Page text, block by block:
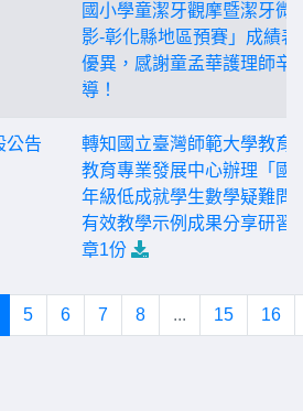
國小學童潔牙觀摩暨潔牙微
影-彰化縣地區預賽」成績表
優異，感謝童孟華護理師辛
導！
公告
轉知國立臺灣師範大學教育
教育專業發展中心辦理「國
年級低成就學生數學疑難問
有效教學示例成果分享研習
章1份
5 6 7 8 ... 15 16